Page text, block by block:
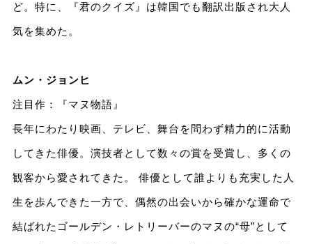
ど。特に、『君のクイズ』は韓国でも翻訳出版され大人
気を集めた。
ムン・ジョンヒ
注目作：『マヌ物語』
長年にわたり映画、テレビ、舞台を問わず精力的に活動
してきた俳優。演技者として数々の賞を受賞し、多くの
観客から愛されてきた。 俳優として誰よりも充実した人
生を歩んできた一方で、偶然の出会いから確かな運命で
結ばれたゴールデン・レトリーバーのマヌの“母”として